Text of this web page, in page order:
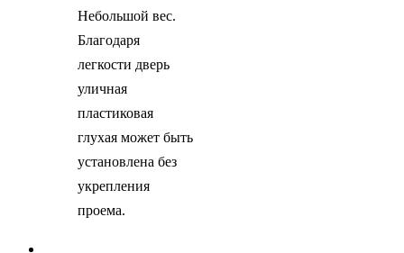
Небольшой вес.
Благодаря
легкости дверь
уличная
пластиковая
глухая может быть
установлена без
укрепления
проема.